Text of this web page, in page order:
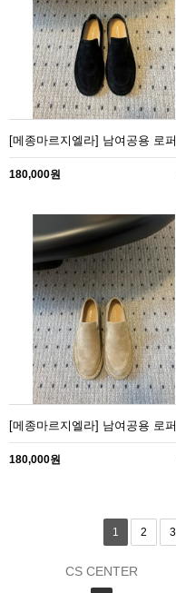
[메종마르지엘라] 남여공용 로퍼
180,000원
[메종마르지엘라] 남여공용 로퍼
180,000원
1 2 3
CS CENTER